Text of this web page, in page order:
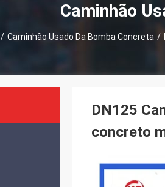
Caminhão
/ Caminhão Usado Da Bomba Concreta /
DN125
concreto